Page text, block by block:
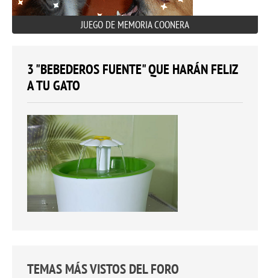
JUEGO DE MEMORIA COONERA
3 "BEBEDEROS FUENTE" QUE HARÁN FELIZ
A TU GATO
TEMAS MÁS VISTOS DEL FORO